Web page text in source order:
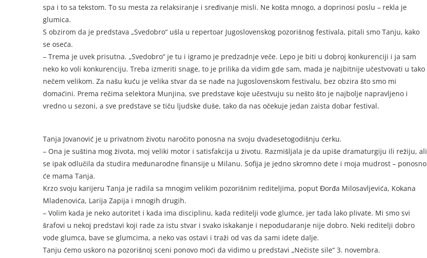
spa i to sa tekstom. To su mesta za relaksiranje i sređivanje misli. Ne košta mnogo, a doprinosi poslu – rekla je
glumica.
S obzirom da je predstava „Svedobro“ ušla u repertoar Jugoslovenskog pozorišnog festivala, pitali smo Tanju, kako
se oseća.
– Trema je uvek prisutna. „Svedobro“ je tu i igramo je predzadnje veče. Lepo je biti u dobroj konkurenciji i ja sam
neko ko voli konkurenciju. Treba izmeriti snage, to je prilika da vidim gde sam, mada je najbitnije učestvovati u tako
nečem velikom. Za našu kuću je velika stvar da se nađe na Jugoslovenskom festivalu, bez obzira što smo mi
domaćini. Prema rečima selektora Munjina, sve predstave koje učestvuju su nešto što je najbolje napravljeno i
vredno u sezoni, a sve predstave se tiču ljudske duše, tako da nas očekuje jedan zaista dobar festival.
Tanja Jovanović je u privatnom životu naročito ponosna na svoju dvadesetogodišnju ćerku.
– Ona je suština mog života, moj veliki motor i satisfakcija u životu. Razmišljala je da upiše dramaturgiju ili režiju, ali
se ipak odlučila da studira međunarodne finansije u Milanu. Sofija je jedno skromno dete i moja mudrost – ponosno
će mama Tanja.
Krzo svoju karijeru Tanja je radila sa mnogim velikim pozorišnim rediteljima, poput Đorđa Milosavljevića, Kokana
Mladenovića, Larija Zapija i mnogih drugih.
– Volim kada je neko autoritet i kada ima disciplinu, kada reditelji vode glumce, jer tada lako plivate. Mi smo svi
šrafovi u nekoj predstavi koji rade za istu stvar i svako iskakanje i nepodudaranje nije dobro. Neki reditelji dobro
vode glumca, bave se glumcima, a neko vas ostavi i traži od vas da sami idete dalje.
Tanju ćemo uskoro na pozorišnoj sceni ponovo moći da vidimo u predstavi „Nečiste sile“ 3. novembra.